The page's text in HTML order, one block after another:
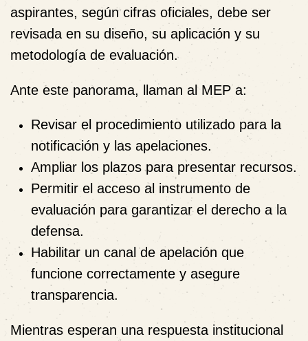
aspirantes, según cifras oficiales, debe ser
revisada en su diseño, su aplicación y su
metodología de evaluación.
Ante este panorama, llaman al MEP a:
Revisar el procedimiento utilizado para la
notificación y las apelaciones.
Ampliar los plazos para presentar recursos.
Permitir el acceso al instrumento de
evaluación para garantizar el derecho a la
defensa.
Habilitar un canal de apelación que
funcione correctamente y asegure
transparencia.
Mientras esperan una respuesta institucional